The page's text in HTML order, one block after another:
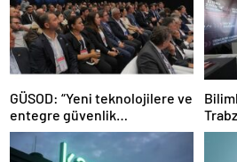
GÜSOD: “Yeni teknolojilere ve
entegre güvenlik
sistemlerine önem artacak”-
Haber Şafak